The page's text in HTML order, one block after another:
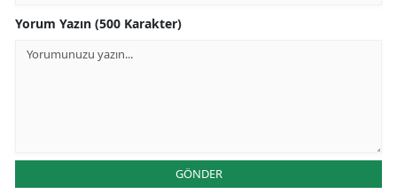
Yorum Yazın (500 Karakter)
GÖNDER